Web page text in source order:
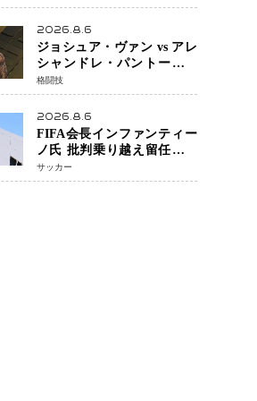
PROJECT」が開幕
2026.8.6
ジョシュア・ヴァン vs アレ
シャンドレ・パントージャ
UFC331メインイベントで再
戦決定 「完全決着」に世
界中のファンが熱狂 マネ
ル・ケイプの王座挑戦は再
び遠のく
格闘技
2026.8.6
FIFA会長インファンティー
ノ氏 批判乗り越え留任決定
世界最大級のスポーツ組織
を支える「権威」は揺るが
サッカー